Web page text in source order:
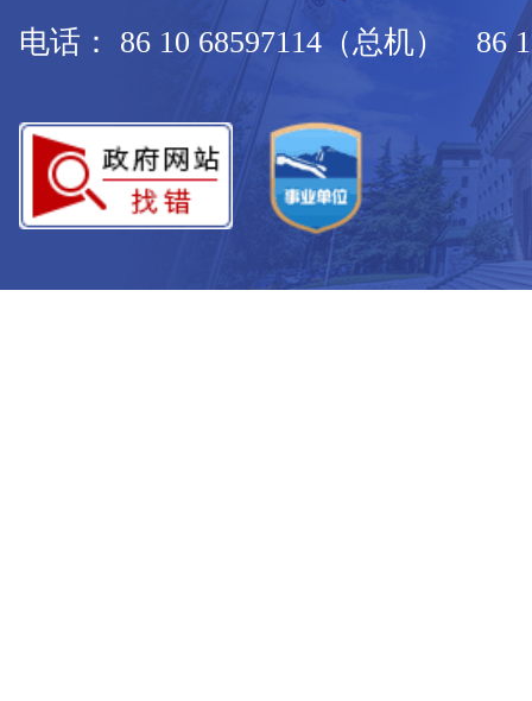
电话： 86 10 68597114（总机） 86